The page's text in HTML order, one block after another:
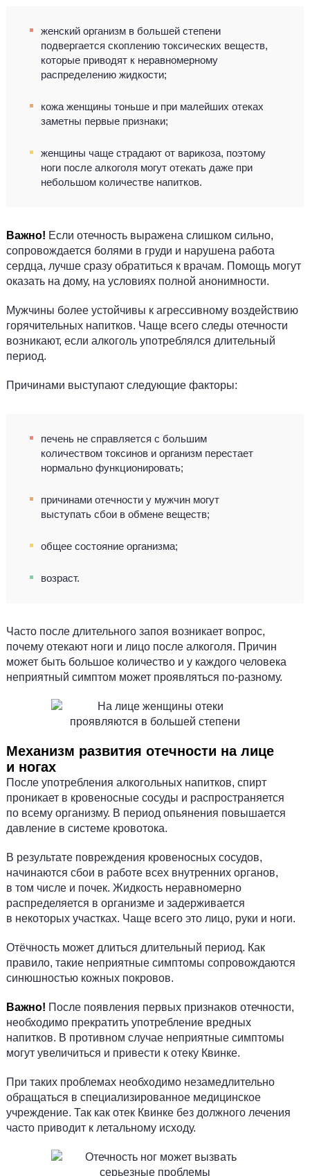
женский организм в большей степени
подвергается скоплению токсических веществ,
которые приводят к неравномерному
распределению жидкости;
кожа женщины тоньше и при малейших отеках
заметны первые признаки;
женщины чаще страдают от варикоза, поэтому
ноги после алкоголя могут отекать даже при
небольшом количестве напитков.
Важно! Если отечность выражена слишком сильно,
сопровождается болями в груди и нарушена работа
сердца, лучше сразу обратиться к врачам. Помощь могут
оказать на дому, на условиях полной анонимности.
Мужчины более устойчивы к агрессивному воздействию
горячительных напитков. Чаще всего следы отечности
возникают, если алкоголь употреблялся длительный
период.
Причинами выступают следующие факторы:
печень не справляется с большим
количеством токсинов и организм перестает
нормально функционировать;
причинами отечности у мужчин могут
выступать сбои в обмене веществ;
общее состояние организма;
возраст.
Часто после длительного запоя возникает вопрос,
почему отекают ноги и лицо после алкоголя. Причин
может быть большое количество и у каждого человека
неприятный симптом может проявляться по-разному.
Механизм развития отечности на лице
и ногах
После употребления алкогольных напитков, спирт
проникает в кровеносные сосуды и распространяется
по всему организму. В период опьянения повышается
давление в системе кровотока.
В результате повреждения кровеносных сосудов,
начинаются сбои в работе всех внутренних органов,
в том числе и почек. Жидкость неравномерно
распределяется в организме и задерживается
в некоторых участках. Чаще всего это лицо, руки и ноги.
Отёчность может длиться длительный период. Как
правило, такие неприятные симптомы сопровождаются
синюшностью кожных покровов.
Важно! После появления первых признаков отечности,
необходимо прекратить употребление вредных
напитков. В противном случае неприятные симптомы
могут увеличиться и привести к отеку Квинке.
При таких проблемах необходимо незамедлительно
обращаться в специализированное медицинское
учреждение. Так как отек Квинке без должного лечения
часто приводит к летальному исходу.